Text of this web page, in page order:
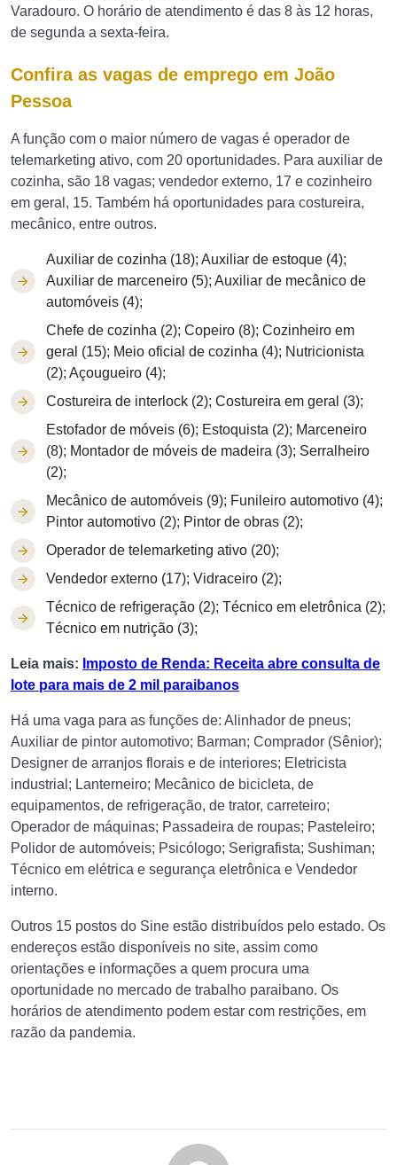
Varadouro. O horário de atendimento é das 8 às 12 horas,
de segunda a sexta-feira.
Confira as vagas de emprego em João
Pessoa
A função com o maior número de vagas é operador de
telemarketing ativo, com 20 oportunidades. Para auxiliar de
cozinha, são 18 vagas; vendedor externo, 17 e cozinheiro
em geral, 15. Também há oportunidades para costureira,
mecânico, entre outros.
Auxiliar de cozinha (18); Auxiliar de estoque (4);
Auxiliar de marceneiro (5); Auxiliar de mecânico de
automóveis (4);
Chefe de cozinha (2); Copeiro (8); Cozinheiro em
geral (15); Meio oficial de cozinha (4); Nutricionista
(2); Açougueiro (4);
Costureira de interlock (2); Costureira em geral (3);
Estofador de móveis (6); Estoquista (2); Marceneiro
(8); Montador de móveis de madeira (3); Serralheiro
(2);
Mecânico de automóveis (9); Funileiro automotivo (4);
Pintor automotivo (2); Pintor de obras (2);
Operador de telemarketing ativo (20);
Vendedor externo (17); Vidraceiro (2);
Técnico de refrigeração (2); Técnico em eletrônica (2);
Técnico em nutrição (3);
Leia mais: Imposto de Renda: Receita abre consulta de
lote para mais de 2 mil paraibanos
Há uma vaga para as funções de: Alinhador de pneus;
Auxiliar de pintor automotivo; Barman; Comprador (Sênior);
Designer de arranjos florais e de interiores; Eletricista
industrial; Lanterneiro; Mecânico de bicicleta, de
equipamentos, de refrigeração, de trator, carreteiro;
Operador de máquinas; Passadeira de roupas; Pasteleiro;
Polidor de automóveis; Psicólogo; Serigrafista; Sushiman;
Técnico em elétrica e segurança eletrônica e Vendedor
interno.
Outros 15 postos do Sine estão distribuídos pelo estado. Os
endereços estão disponíveis no site, assim como
orientações e informações a quem procura uma
oportunidade no mercado de trabalho paraibano. Os
horários de atendimento podem estar com restrições, em
razão da pandemia.